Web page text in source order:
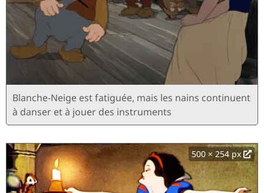
Blanche-Neige est fatiguée, mais les nains continuent
à danser et à jouer des instruments
500 × 254 px